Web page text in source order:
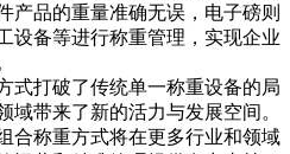
产品的重量准确无误，电子磅则
设备等进行称重管理，实现企业
式打破了传统单一称重设备的局
域带来了新的活力与发展空间。
合称重方式将在更多行业和领域